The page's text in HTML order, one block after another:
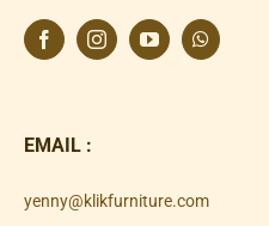
EMAIL :
yenny@klikfurniture.com